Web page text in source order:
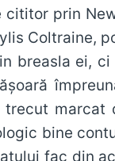
cititor prin
breasla ei,
și durere.
bine
fac din